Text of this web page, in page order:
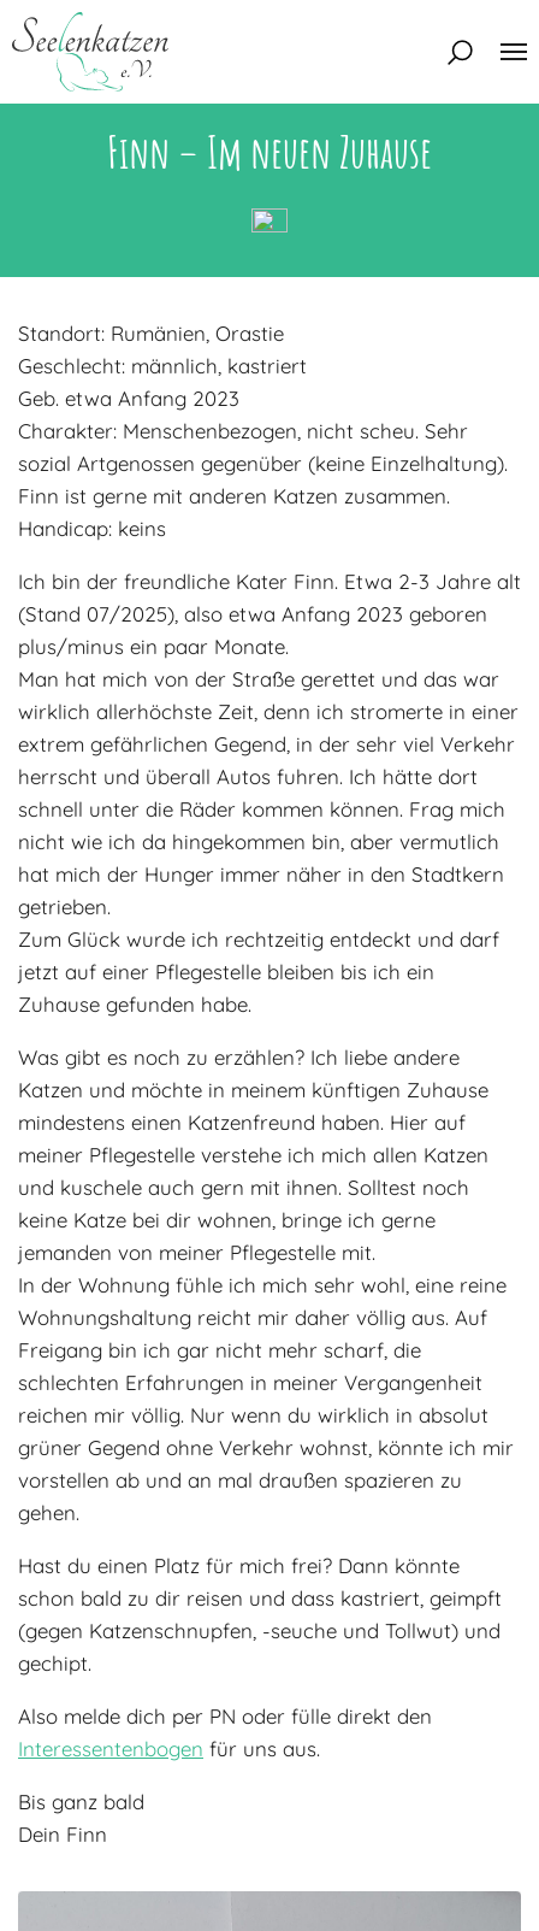
Mitglied werden
Eine Katze adoptieren
Interessentenbogen
Zuhause gesucht
Zuhause gefunden
Regenbogenbrücke
Adoptantenberichte
Infos rund um die Katze
Deine Hilfe
Kontakt
Interessentenbogen
Kontaktformular
FAQ
Blog
Finn – Im neuen Zuhause
Standort: Rumänien, Orastie
Geschlecht: männlich, kastriert
Geb. etwa Anfang 2023
Charakter: Menschenbezogen, nicht scheu. Sehr
sozial Artgenossen gegenüber (keine Einzelhaltung).
Finn ist gerne mit anderen Katzen zusammen.
Handicap: keins
Ich bin der freundliche Kater Finn. Etwa 2-3 Jahre alt
(Stand 07/2025), also etwa Anfang 2023 geboren
plus/minus ein paar Monate.
Man hat mich von der Straße gerettet und das war
wirklich allerhöchste Zeit, denn ich stromerte in einer
extrem gefährlichen Gegend, in der sehr viel Verkehr
herrscht und überall Autos fuhren. Ich hätte dort
schnell unter die Räder kommen können. Frag mich
nicht wie ich da hingekommen bin, aber vermutlich
hat mich der Hunger immer näher in den Stadtkern
getrieben.
Zum Glück wurde ich rechtzeitig entdeckt und darf
jetzt auf einer Pflegestelle bleiben bis ich ein
Zuhause gefunden habe.
Was gibt es noch zu erzählen? Ich liebe andere
Katzen und möchte in meinem künftigen Zuhause
mindestens einen Katzenfreund haben. Hier auf
meiner Pflegestelle verstehe ich mich allen Katzen
und kuschele auch gern mit ihnen. Solltest noch
keine Katze bei dir wohnen, bringe ich gerne
jemanden von meiner Pflegestelle mit.
In der Wohnung fühle ich mich sehr wohl, eine reine
Wohnungshaltung reicht mir daher völlig aus. Auf
Freigang bin ich gar nicht mehr scharf, die
schlechten Erfahrungen in meiner Vergangenheit
reichen mir völlig. Nur wenn du wirklich in absolut
grüner Gegend ohne Verkehr wohnst, könnte ich mir
vorstellen ab und an mal draußen spazieren zu
gehen.
Hast du einen Platz für mich frei? Dann könnte
schon bald zu dir reisen und dass kastriert, geimpft
(gegen Katzenschnupfen, -seuche und Tollwut) und
gechipt.
Also melde dich per PN oder fülle direkt den
Interessentenbogen für uns aus.
Bis ganz bald
Dein Finn